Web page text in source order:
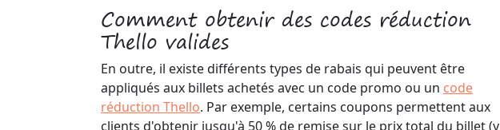
Comment obtenir des codes réduction
Thello valides
En outre, il existe différents types de rabais qui peuvent être
appliqués aux billets achetés avec un code promo ou un code
réduction Thello. Par exemple, certains coupons permettent aux
clients d'obtenir jusqu'à 50 % de remise sur le prix total du billet (y